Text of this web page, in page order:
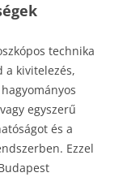
technika
a kivitelezés,
egyszerű
és a
Ezzel